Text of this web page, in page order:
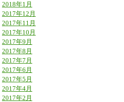
2018年1月
2017年12月
2017年11月
2017年10月
2017年9月
2017年8月
2017年7月
2017年6月
2017年5月
2017年4月
2017年2月